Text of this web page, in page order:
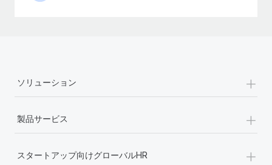
ソリューション +
製品サービス +
スタートアップ向けグローバルHR +